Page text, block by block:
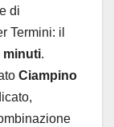
di
Termini: il
minuti.
Ciampino